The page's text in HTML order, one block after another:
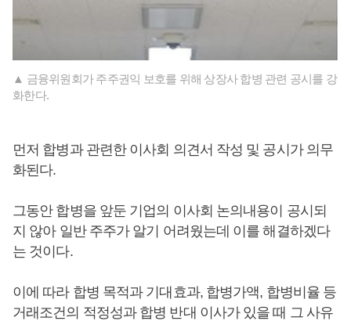
▲ 금융위원회가 주주권익 보호를 위해 상장사 합병 관련 공시를 강
화한다.
먼저 합병과 관련한 이사회 의견서 작성 및 공시가 의무
화된다.
그동안 합병을 앞둔 기업의 이사회 논의내용이 공시되
지 않아 일반 주주가 알기 어려웠는데 이를 해결하겠다
는 것이다.
이에 따라 합병 목적과 기대효과, 합병가액, 합병비율 등
거래조건의 적정성과 합병 반대 이사가 있을 때 그 사유